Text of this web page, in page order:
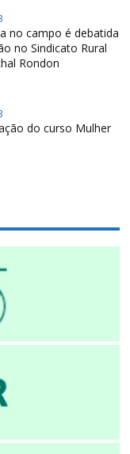
no campo é debatida
no Sindicato Rural
Rondon
do curso Mulher